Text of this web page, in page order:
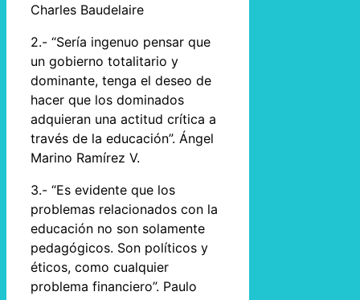
Charles Baudelaire
2.- “Sería ingenuo pensar que
un gobierno totalitario y
dominante, tenga el deseo de
hacer que los dominados
adquieran una actitud crítica a
través de la educación”. Ángel
Marino Ramírez V.
3.- “Es evidente que los
problemas relacionados con la
educación no son solamente
pedagógicos. Son políticos y
éticos, como cualquier
problema financiero”. Paulo